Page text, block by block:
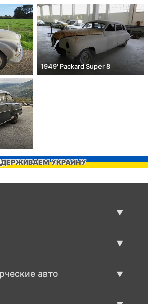
1949' Packard Super 8
УКРАИНУ
авто